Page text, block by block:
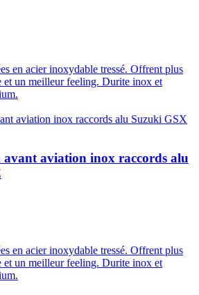
en acier inoxydable tressé. Offrent plus
et un meilleur feeling. Durite inox et
aviation inox raccords alu
en acier inoxydable tressé. Offrent plus
et un meilleur feeling. Durite inox et